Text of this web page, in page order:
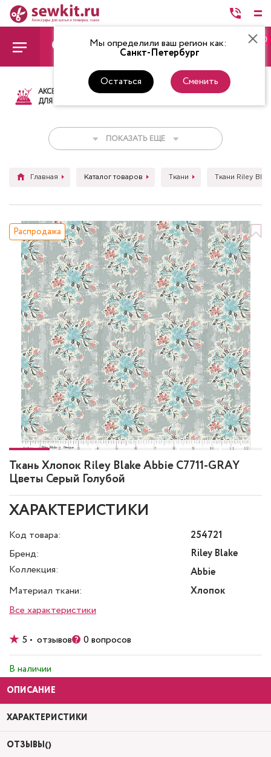
Мы определили ваш регион как:
Санкт-Петербург
Остаться Сменить
0
АКСЕССУАРЫ
ДЛЯ ШИТЬЯ
ТКАНИ НИТКИ
ПОКАЗАТЬ ЕЩЕ
Главная Каталог товаров Ткани Ткани Riley
Ткань Хлопок Riley Blake Abbie C7711-GRAY
Цветы Серый Голубой
Распродажа
ХАРАКТЕРИСТИКИ
Код товара:
254721
Бренд:
Riley Blake
Коллекция:
Abbie
Материал ткани:
Хлопок
Все характеристики
5 • отзывов 0 вопросов
В наличии
ОПИСАНИЕ
ХАРАКТЕРИСТИКИ
ОТЗЫВЫ()